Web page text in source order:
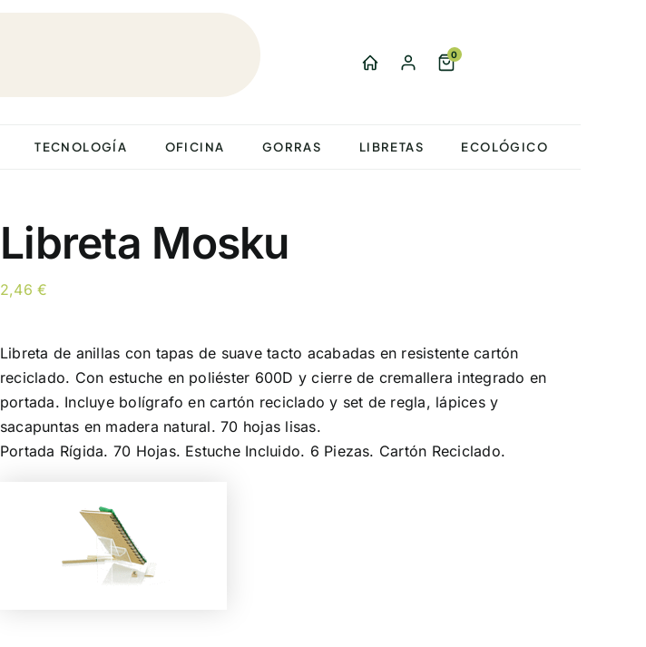
0
TECNOLOGÍA OFICINA GORRAS LIBRETAS ECOLÓGICO
Libreta Mosku
2,46€
Libreta de anillas con tapas de suave tacto acabadas en resistente cartón
reciclado. Con estuche en poliéster 600D y cierre de cremallera integrado en
portada. Incluye bolígrafo en cartón reciclado y set de regla, lápices y
sacapuntas en madera natural. 70 hojas lisas.
Portada Rígida. 70 Hojas. Estuche Incluido. 6 Piezas. Cartón Reciclado.